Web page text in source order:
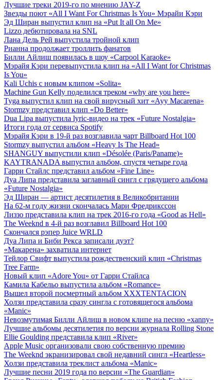
Лучшие треки 2019-го по мнению JAY-Z
Звезды поют «All I Want For Christmas Is You» Мэрайи Кэри
Эд Ширан выпустил клип на «Put It all On Me»
Lizzo дебютировала на SNL
Лана Дель Рей выпустила тройной клип
Рианна продолжает троллить фанатов
Билли Айлиш появилась в шоу «Carpool Karaoke»
Мэрайя Кэри перевыпустила клип на «All I Want for Christmas
Is You»
Kali Uchis с новым клипом «Solita»
Machine Gun Kelly поделился треком «why are you here»
Tyga выпустил клип на свой вирусный хит «Ayy Macarena»
Stormzy представил клип «Do Better»
Dua Lipa выпустила lyric-видео на трек «Future Nostalgia»
Итоги года от сервиса Spotify
Мэрайя Кэри в 19-й раз возглавила чарт Billboard Hot 100
Stormzy выпустил альбом «Heavy Is The Head»
SHANGUY выпустили клип «Désolée (Paris/Paname)»
KAYTRANADA выпустил альбом, спустя четыре года
Гарри Стайлс представил альбом «Fine Line»
Дуа Липа представила заглавный сингл с грядущего альбома
«Future Nostalgia»
Эд Ширан — артист десятилетия в Великобритании
На 62-м году жизни скончалась Мари Фредрикссон
Лиззо представила клип на трек 2016-го года «Good as Hell»
The Weeknd в 4-й раз возглавил Billboard Hot 100
Скончался рэпер Juice WRLD
Дуа Липа и Биби Рекса записали дуэт?
«Макарена» захватила интернет
Тейлор Свифт выпустила рождественский клип «Christmas
Tree Farm»
Новый клип «Adore You» от Гарри Стайлса
Камила Кабельо выпустила альбом «Romance»
Вышел второй посмертный альбом XXXTENTACION
Холзи представила сразу сингла с готовящегося альбома
«Manic»
Невозмутимая Билли Айлиш в новом клипе на песню «xanny»
Лучшие альбомы десятилетия по версии журнала Rolling Stone
Ellie Goulding представила клип «River»
Apple Music организовали свою собственную премию
The Weeknd экранизировал свой недавний сингл «Heartless»
Холзи представила треклист альбома «Manic»
Лучшие песни 2019 года по версии «The Guardian»